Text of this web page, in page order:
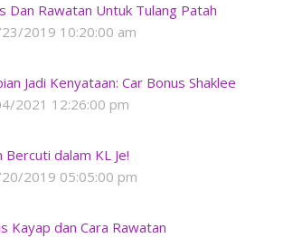
Dan Rawatan Untuk Tulang Patah
2019 10:20:00 am
Jadi Kenyataan: Car Bonus Shaklee
2021 12:26:00 pm
Bercuti dalam KL Je!
2019 05:05:00 pm
Kayap dan Cara Rawatan